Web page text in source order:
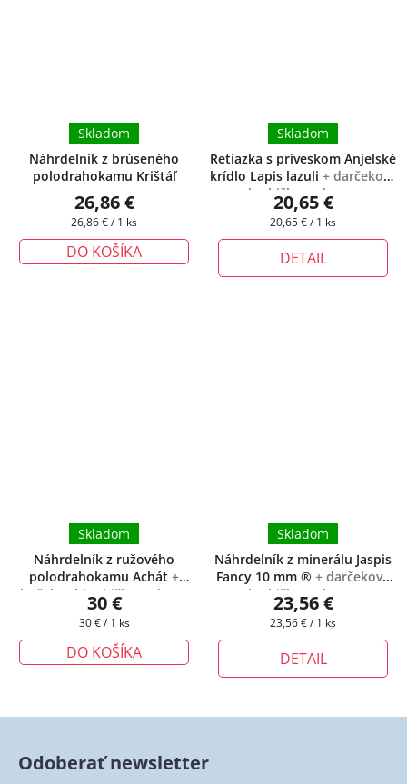
Náhrdelník z brúseného
polodrahokamu Krištáľ
Skladom
26,86 €
Jednotková
26,86 € / 1 ks
DO KOŠÍKA
Retiazka s príveskom Anjelské
krídlo Lapis lazuli + darčeková
krabička zadarmo
Skladom
20,65 €
Jednotková
20,65 € / 1 ks
DETAIL
Náhrdelník z ružového
polodrahokamu Achát +
darčeková krabička zadarmo
Skladom
30 €
Jednotková
30 € / 1 ks
DO KOŠÍKA
Náhrdelník z minerálu Jaspis
Fancy 10 mm ® + darčeková
krabička zadarmo
Skladom
23,56 €
Jednotková
23,56 € / 1 ks
DETAIL
Odoberať newsletter